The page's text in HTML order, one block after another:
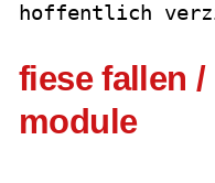
hoffentlich
fiese fallen
module